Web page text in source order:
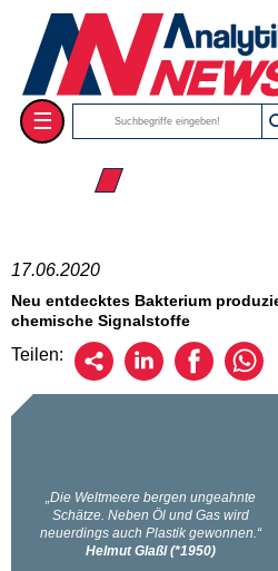
☰
☰ 2020
17.06.2020
Neu entdecktes Bakterium
chemische Signalstoffe
Teilen: